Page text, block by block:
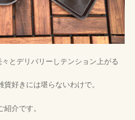
々とデリバリーしテンション上がる
好きには堪らないわけで。
介です。